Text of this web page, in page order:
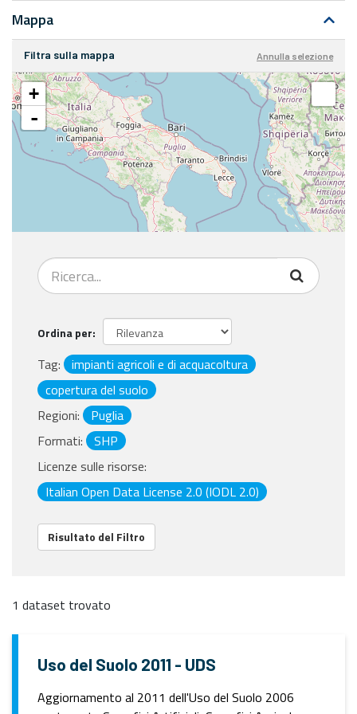
Mappa
Filtra sulla mappa Annulla selezione
+
-
Ordina per
Tag:
impianti agricoli e di acquacoltura
copertura del suolo
Regioni:
Puglia
Formati:
SHP
Licenze sulle risorse:
Italian Open Data License 2.0 (IODL 2.0)
Risultato del Filtro
1 dataset trovato
Uso del Suolo 2011 - UDS
Aggiornamento al 2011 dell'Uso del Suolo 2006